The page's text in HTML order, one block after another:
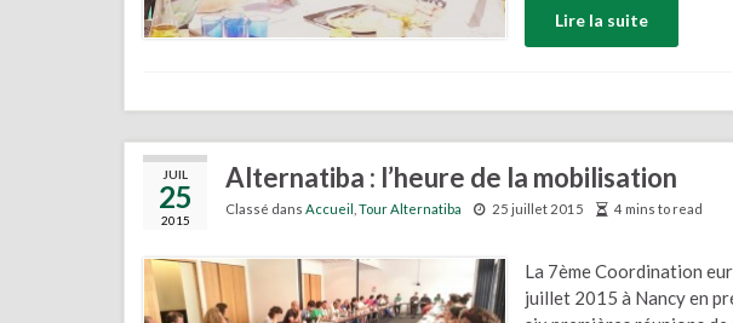
Lire la suite
JUIL
25
2015
Alternatiba : l’heure de la mobilisation
Classé dans Accueil Tour Alternatiba 25 juillet 2015 4 mins to read
La 7ème Coordination
juillet 2015 à Nancy en